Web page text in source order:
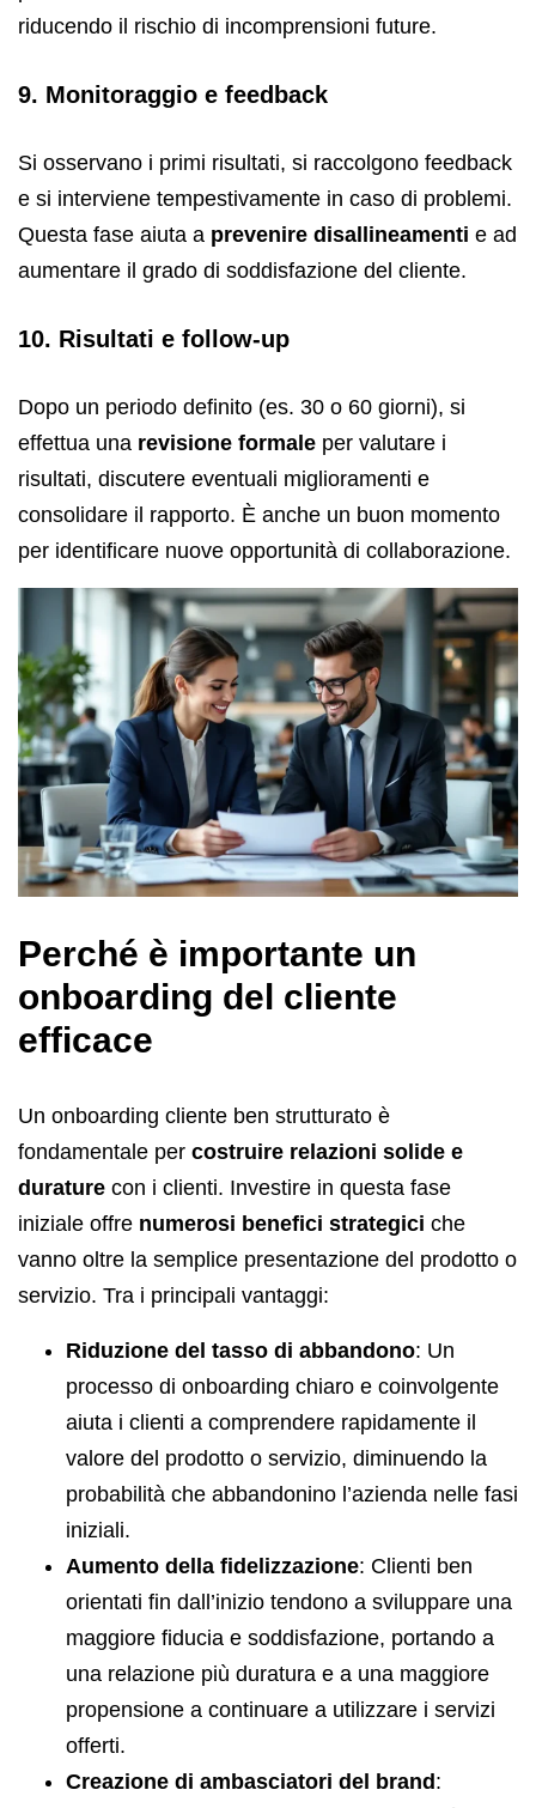
riducendo il rischio di incomprensioni future.
9. Monitoraggio e feedback
Si osservano i primi risultati, si raccolgono feedback
e si interviene tempestivamente in caso di problemi.
Questa fase aiuta a prevenire disallineamenti e ad
aumentare il grado di soddisfazione del cliente.
10. Risultati e follow-up
Dopo un periodo definito (es. 30 o 60 giorni), si
effettua una revisione formale per valutare i
risultati, discutere eventuali miglioramenti e
consolidare il rapporto. È anche un buon momento
per identificare nuove opportunità di collaborazione.
Perché è importante un
onboarding del cliente
efficace
Un onboarding cliente ben strutturato è
fondamentale per costruire relazioni solide e
durature con i clienti. Investire in questa fase
iniziale offre numerosi benefici strategici che
vanno oltre la semplice presentazione del prodotto o
servizio. Tra i principali vantaggi:
Riduzione del tasso di abbandono: Un
processo di onboarding chiaro e coinvolgente
aiuta i clienti a comprendere rapidamente il
valore del prodotto o servizio, diminuendo la
probabilità che abbandonino l’azienda nelle fasi
iniziali.
Aumento della fidelizzazione: Clienti ben
orientati fin dall’inizio tendono a sviluppare una
maggiore fiducia e soddisfazione, portando a
una relazione più duratura e a una maggiore
propensione a continuare a utilizzare i servizi
offerti.
Creazione di ambasciatori del brand: